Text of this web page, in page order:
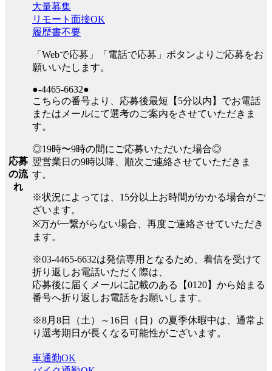
応募
の流
れ
大量募集
リモート面接OK
履歴書不要
「Webで応募」「電話で応募」ボタンよりご応募をお
願いいたします。
●-4465-6632●
こちらの番号より、応募後最短【5分以内】でお電話
またはメールにて選考のご案内をさせていただきま
す。
◎19時〜9時の間にご応募いただいた場合◎
翌営業日の9時以降、順次ご連絡させていただきま
す。
※状況によっては、15分以上お時間がかかる場合がご
ざいます。
※万が一繋がらない場合、再度ご連絡させていただき
ます。
※03-4465-6632は発信専用となるため、着信を受けて
折り返しお電話いただく際は、
応募後に届くメールに記載のある【0120】から始まる
番号へ折り返しお電話をお願いします。
※8月8日（土）～16日（日）の夏季休暇中は、通常よ
り選考期日が長くなる可能性がございます。
車通勤OK